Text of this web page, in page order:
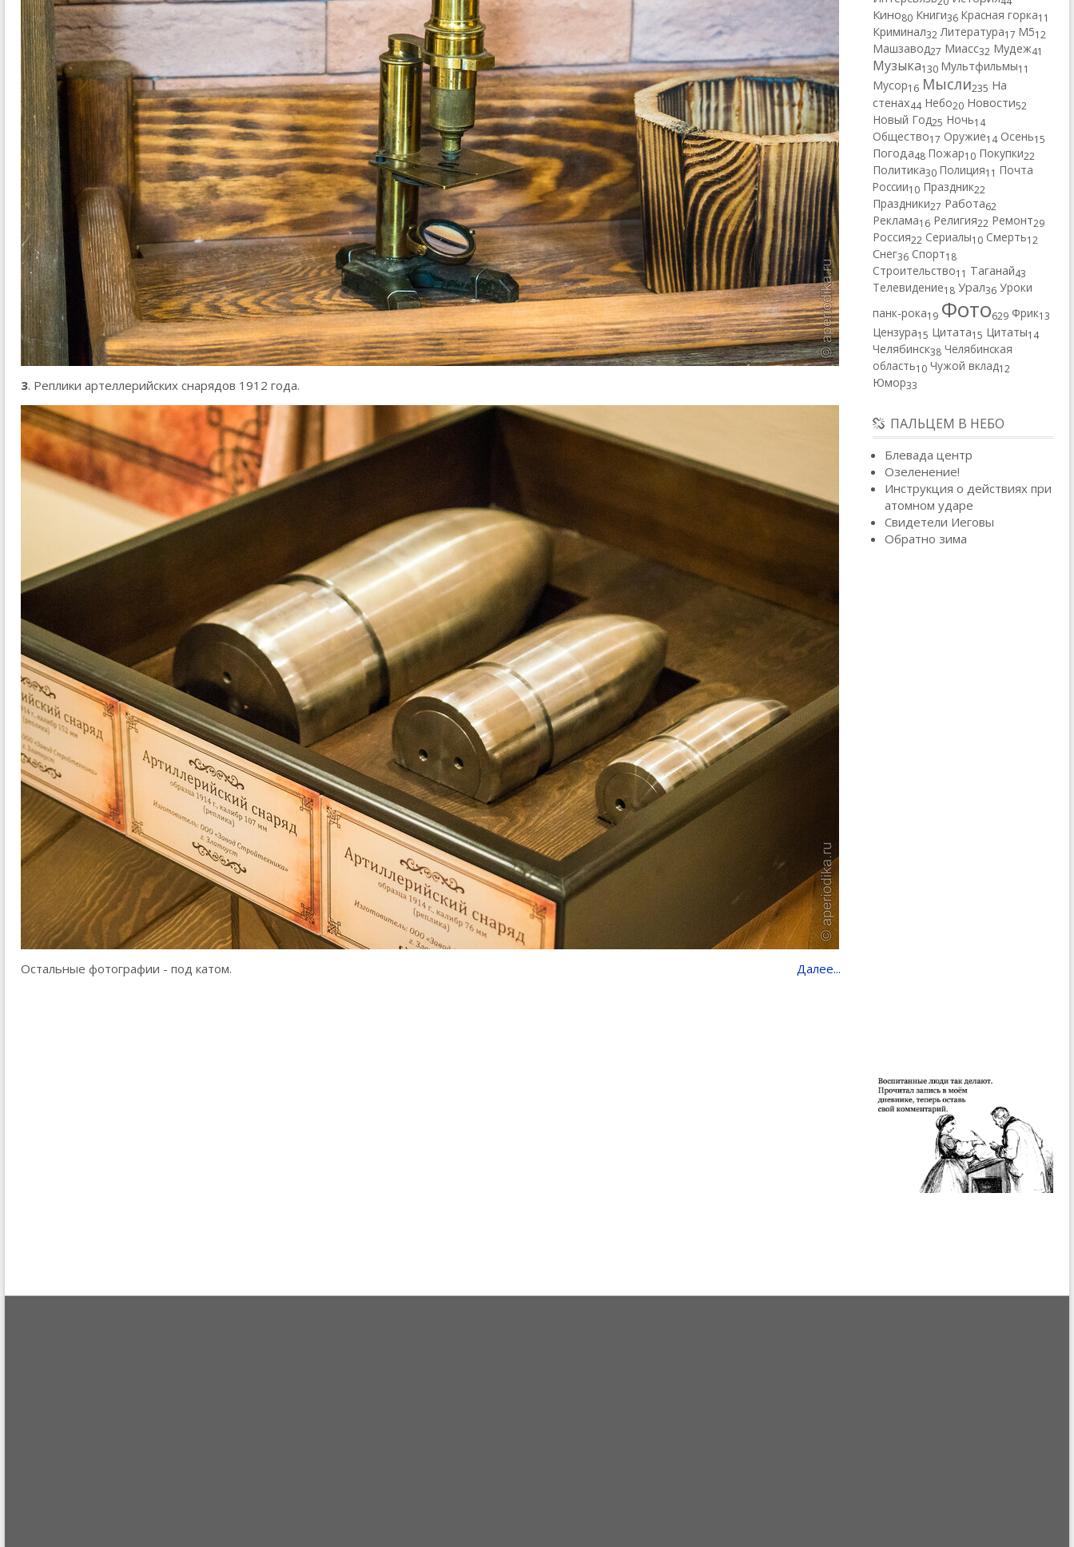
3. Реплики артеллерийских снарядов 1912 года.
Остальные фотографии - под катом. Далее...
Кино80 Книги36 Красная горка11
Криминал32 Литература17 М512
Машзавод27 Миасс32 Мудеж41
Музыка130 Мультфильмы11
Мусор16 Мысли235 На
стенах44 Небо20 Новости52
Новый Год25 Ночь14
Общество17 Оружие14 Осень15
Погода48 Пожар10 Покупки22
Политика30 Полиция11 Почта
России10 Праздник22
Праздники27 Работа62
Реклама16 Религия22 Ремонт29
Россия22 Сериалы10 Смерть12
Снег36 Спорт18
Строительство11 Таганай43
Телевидение18 Урал36 Уроки
панк-рока19 Фото629 Фрик13
Цензура15 Цитата15 Цитаты14
Челябинск38 Челябинская
область10 Чужой вклад12
Юмор33
ПАЛЬЦЕМ В НЕБО
Блевада центр
Озеленение!
Инструкция о действиях при
атомном ударе
Свидетели Иеговы
Обратно зима